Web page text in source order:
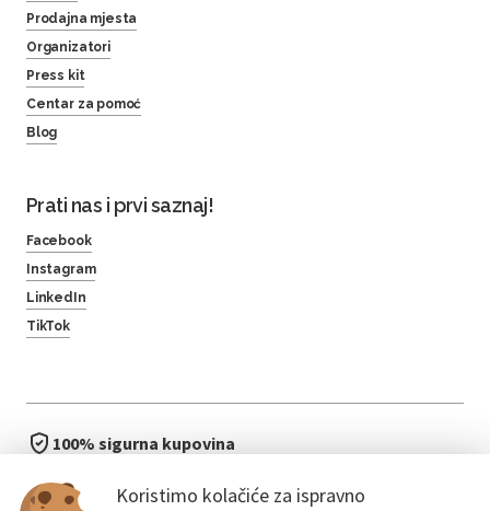
Koristimo kolačiće za ispravno
Prodajna mjesta
Organizatori
Press kit
Centar za pomoć
Blog
Prati nas i prvi saznaj!
Facebook
Instagram
LinkedIn
TikTok
100% sigurna kupovina
bez čekanja u redu